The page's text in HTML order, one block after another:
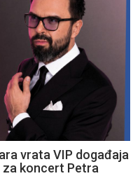
vrata VIP događaja
za koncert Petra